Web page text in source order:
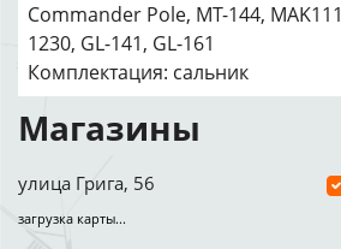
Commander Pole, MT-144,
1230, GL-141, GL-161
Комплектация: cальник
Магазины
улица Грига, 56
загрузка карты...